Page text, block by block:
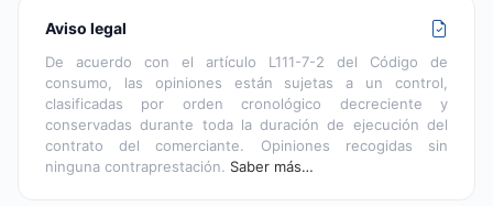
Aviso legal
De acuerdo con el artículo L111-7-2 del Código de
consumo, las opiniones están sujetas a un control,
clasificadas por orden cronológico decreciente y
conservadas durante toda la duración de ejecución del
contrato del comerciante. Opiniones recogidas sin
ninguna contraprestación. Saber más…